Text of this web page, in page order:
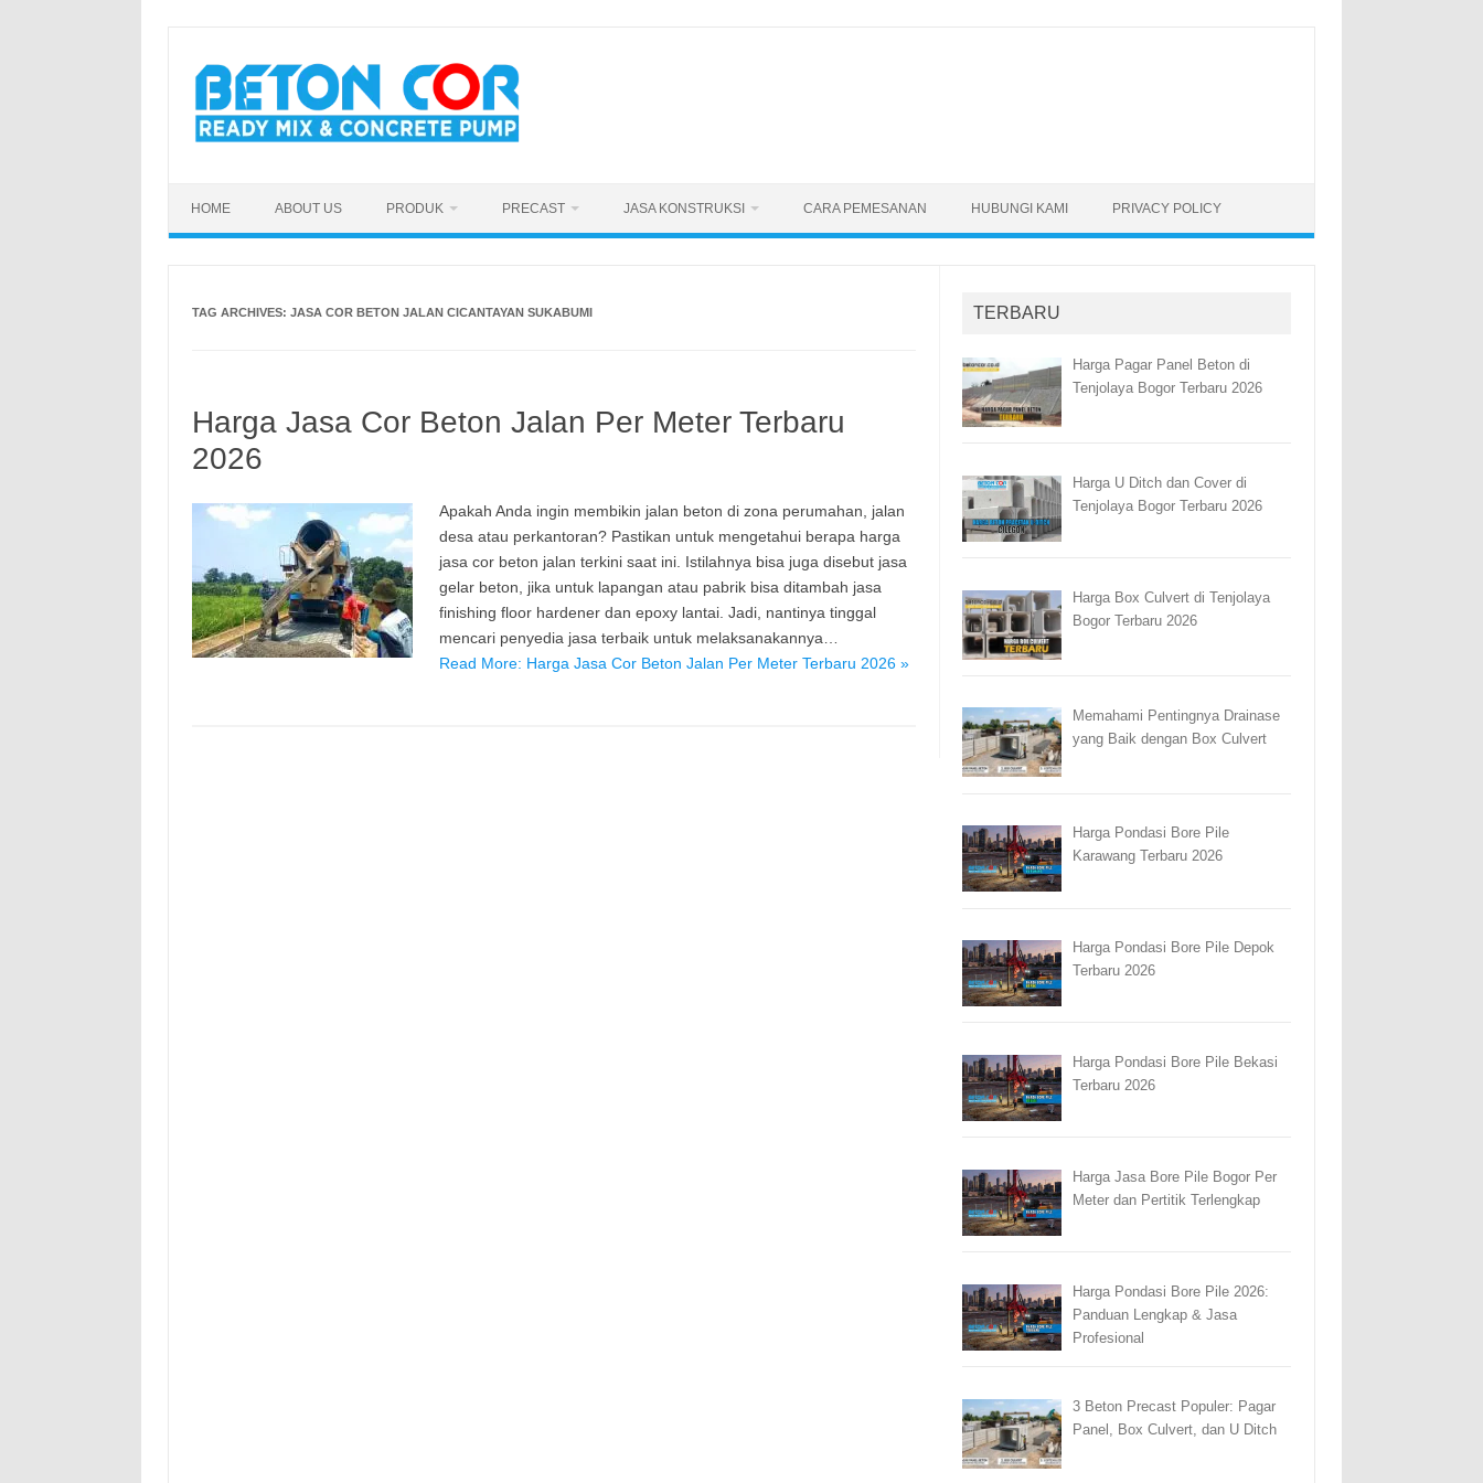
content
HOME ABOUT US PRODUK PRECAST JASA KONSTRUKSI CARA PEMESANAN HUBUNGI KAMI PRIVACY POLICY
TAG ARCHIVES: JASA COR BETON JALAN CICANTAYAN SUKABUMI
Harga Jasa Cor Beton Jalan Per Meter Terbaru
2026
Apakah Anda ingin membikin jalan beton di zona perumahan, jalan
desa atau perkantoran? Pastikan untuk mengetahui berapa harga
jasa cor beton jalan terkini saat ini. Istilahnya bisa juga disebut jasa
gelar beton, jika untuk lapangan atau pabrik bisa ditambah jasa
finishing floor hardener dan epoxy lantai. Jadi, nantinya tinggal
mencari penyedia jasa terbaik untuk melaksanakannya…
Read More: Harga Jasa Cor Beton Jalan Per Meter Terbaru 2026 »
TERBARU
Harga Pagar Panel Beton di
Tenjolaya Bogor Terbaru 2026
Harga U Ditch dan Cover di
Tenjolaya Bogor Terbaru 2026
Harga Box Culvert di Tenjolaya
Bogor Terbaru 2026
Memahami Pentingnya Drainase
yang Baik dengan Box Culvert
Harga Pondasi Bore Pile
Karawang Terbaru 2026
Harga Pondasi Bore Pile Depok
Terbaru 2026
Harga Pondasi Bore Pile Bekasi
Terbaru 2026
Harga Jasa Bore Pile Bogor Per
Meter dan Pertitik Terlengkap
Harga Pondasi Bore Pile 2026:
Panduan Lengkap & Jasa
Profesional
3 Beton Precast Populer: Pagar
Panel, Box Culvert, dan U Ditch